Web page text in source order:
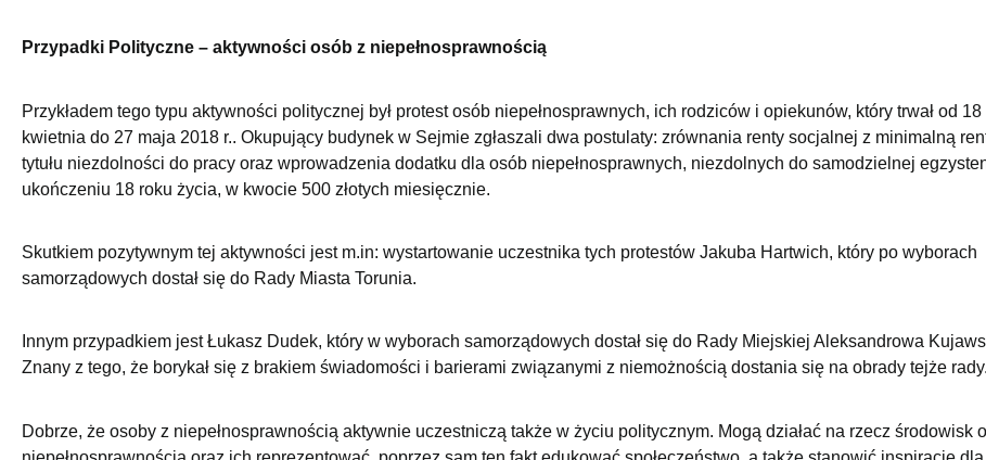
Przypadki Polityczne – aktywności osób z niepełnosprawnością
Przykładem tego typu aktywności politycznej był protest osób niepełnosprawnych, ich rodziców i opiekunów, który trwał od 18
kwietnia do 27 maja 2018 r.. Okupujący budynek w Sejmie zgłaszali dwa postulaty: zrównania renty socjalnej z minimalną
tytułu niezdolności do pracy oraz wprowadzenia dodatku dla osób niepełnosprawnych, niezdolnych do samodzielnej
ukończeniu 18 roku życia, w kwocie 500 złotych miesięcznie.
Skutkiem pozytywnym tej aktywności jest m.in: wystartowanie uczestnika tych protestów Jakuba Hartwich, który po wyborach
samorządowych dostał się do Rady Miasta Torunia.
Innym przypadkiem jest Łukasz Dudek, który w wyborach samorządowych dostał się do Rady Miejskiej Aleksandrowa
Znany z tego, że borykał się z brakiem świadomości i barierami związanymi z niemożnością dostania się na obrady tejże rady.
Dobrze, że osoby z niepełnosprawnością aktywnie uczestniczą także w życiu politycznym. Mogą działać na rzecz środowisk